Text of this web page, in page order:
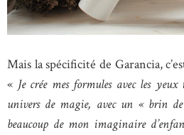
Mais la spécificité de Garancia,
« Je crée mes formules avec les
univers de magie, avec un « brin de
beaucoup de mon imaginaire